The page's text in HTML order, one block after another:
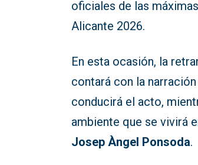
oficiales de las
Alicante 2026.
En esta ocasión, la
contará con la
conducirá el acto,
ambiente que se vivirá
Josep Àngel Ponsoda.